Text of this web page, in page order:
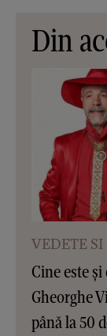
Din
VEDETE
Cine este
Gheorghe
până la 50